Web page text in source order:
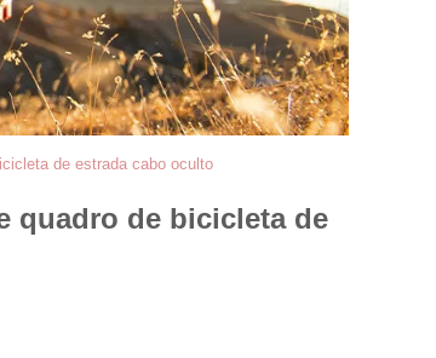
de estrada cabo oculto
quadro de bicicleta de